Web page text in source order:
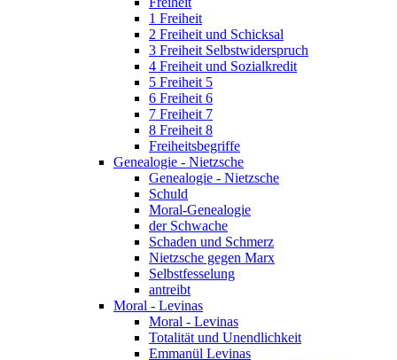
1 Freiheit
2 Freiheit und Schicksal
3 Freiheit Selbstwiderspruch
4 Freiheit und Sozialkredit
5 Freiheit 5
6 Freiheit 6
7 Freiheit 7
8 Freiheit 8
Freiheitsbegriffe
Genealogie - Nietzsche
Genealogie - Nietzsche
Schuld
Moral-Genealogie
der Schwache
Schaden und Schmerz
Nietzsche gegen Marx
Selbstfesselung
antreibt
Moral - Levinas
Moral - Levinas
Totalität und Unendlichkeit
Emmanül Levinas